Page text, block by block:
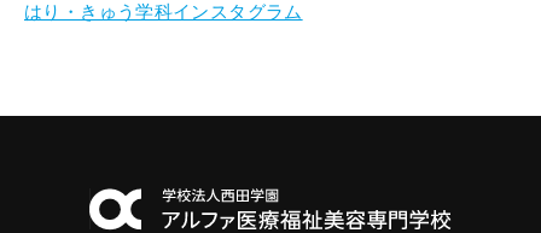
はり・きゅう学科インスタグラム